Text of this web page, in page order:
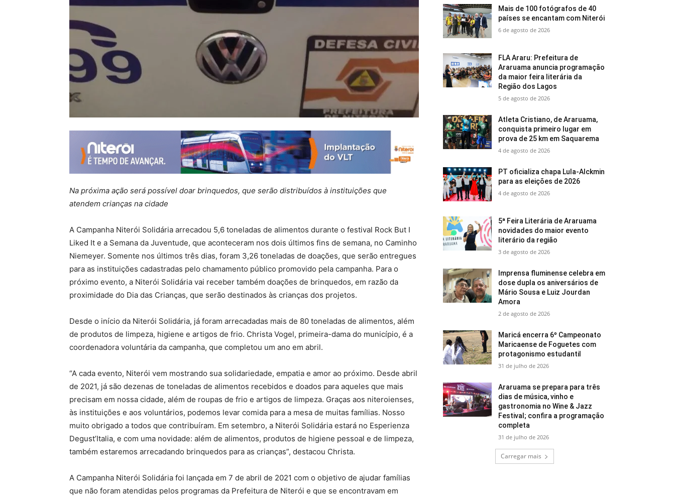
Na próxima ação será possível doar brinquedos, que serão distribuídos à instituições que
atendem crianças na cidade
A Campanha Niterói Solidária arrecadou 5,6 toneladas de alimentos durante o festival Rock But I
Liked It e a Semana da Juventude, que aconteceram nos dois últimos fins de semana, no Caminho
Niemeyer. Somente nos últimos três dias, foram 3,26 toneladas de doações, que serão entregues
para as instituições cadastradas pelo chamamento público promovido pela campanha. Para o
próximo evento, a Niterói Solidária vai receber também doações de brinquedos, em razão da
proximidade do Dia das Crianças, que serão destinados às crianças dos projetos.
Desde o início da Niterói Solidária, já foram arrecadadas mais de 80 toneladas de alimentos, além
de produtos de limpeza, higiene e artigos de frio. Christa Vogel, primeira-dama do município, é a
coordenadora voluntária da campanha, que completou um ano em abril.
“A cada evento, Niterói vem mostrando sua solidariedade, empatia e amor ao próximo. Desde abril
de 2021, já são dezenas de toneladas de alimentos recebidos e doados para aqueles que mais
precisam em nossa cidade, além de roupas de frio e artigos de limpeza. Graças aos niteroienses,
às instituições e aos voluntários, podemos levar comida para a mesa de muitas famílias. Nosso
muito obrigado a todos que contribuíram. Em setembro, a Niterói Solidária estará no Esperienza
Degust’Italia, e com uma novidade: além de alimentos, produtos de higiene pessoal e de limpeza,
também estaremos arrecadando brinquedos para as crianças”, destacou Christa.
A Campanha Niterói Solidária foi lançada em 7 de abril de 2021 com o objetivo de ajudar famílias
que não foram atendidas pelos programas da Prefeitura de Niterói e que se encontravam em
Mais de 100 fotógrafos de 40
países se encantam com Niterói
6 de agosto de 2026
FLA Araru: Prefeitura de
Araruama anuncia programação
da maior feira literária da
Região dos Lagos
5 de agosto de 2026
Atleta Cristiano, de Araruama,
conquista primeiro lugar em
prova de 25 km em Saquarema
4 de agosto de 2026
PT oficializa chapa Lula-Alckmin
para as eleições de 2026
4 de agosto de 2026
5ª Feira Literária de Araruama
novidades do maior evento
literário da região
3 de agosto de 2026
Imprensa fluminense celebra em
dose dupla os aniversários de
Mário Sousa e Luiz Jourdan
Amora
2 de agosto de 2026
Maricá encerra 6º Campeonato
Maricaense de Foguetes com
protagonismo estudantil
31 de julho de 2026
Araruama se prepara para três
dias de música, vinho e
gastronomia no Wine & Jazz
Festival; confira a programação
completa
31 de julho de 2026
Carregar mais